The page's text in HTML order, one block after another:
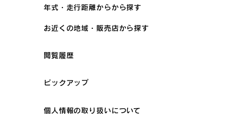
年式・走行距離からから探す
お近くの地域・販売店から探す
閲覧履歴
ピックアップ
個人情報の取り扱いについて